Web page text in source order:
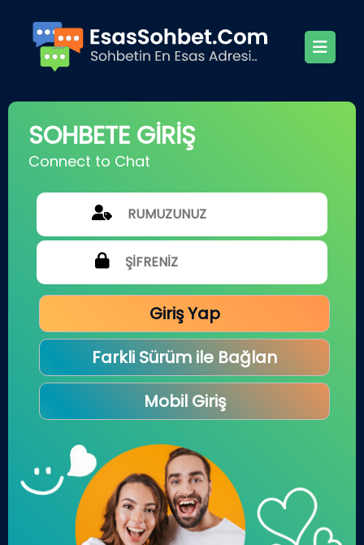
SOHBETE GİRİŞ
Connect to Chat
Giriş Yap
Farkli Sürüm ile Bağlan
Mobil Giriş